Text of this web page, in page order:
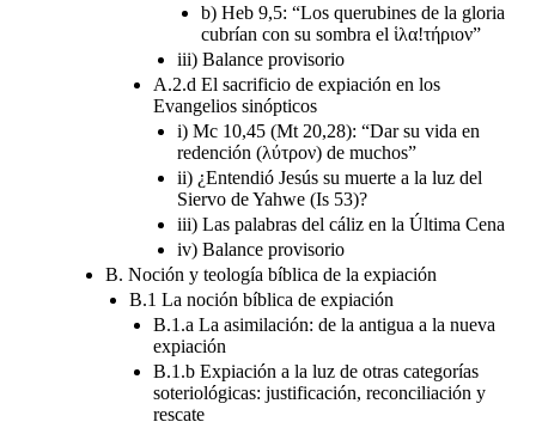
b) Heb 9,5: “Los querubines de la gloria
cubrían con su sombra el ἱλα!τήριον”
iii) Balance provisorio
A.2.d El sacrificio de expiación en los
Evangelios sinópticos
i) Mc 10,45 (Mt 20,28): “Dar su vida en
redención (λύτρον) de muchos”
ii) ¿Entendió Jesús su muerte a la luz del
Siervo de Yahwe (Is 53)?
iii) Las palabras del cáliz en la Última Cena
iv) Balance provisorio
B. Noción y teología bíblica de la expiación
B.1 La noción bíblica de expiación
B.1.a La asimilación: de la antigua a la nueva
expiación
B.1.b Expiación a la luz de otras categorías
soteriológicas: justificación, reconciliación y
rescate